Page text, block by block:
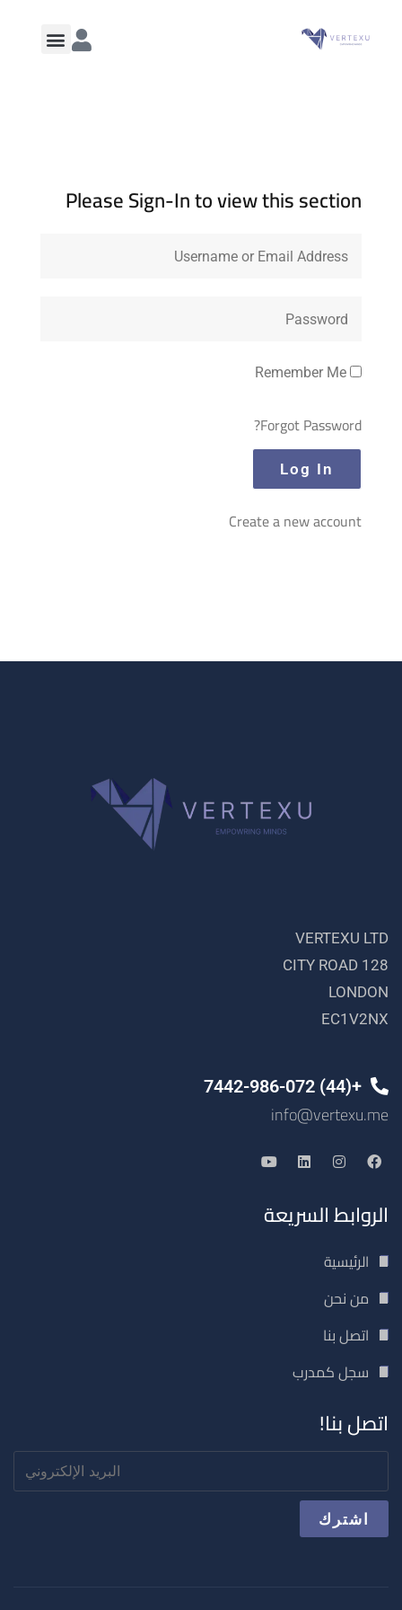
Please Sign-In to view this section
Forgot Password?
Create a new account
VERTEXU LTD
128 CITY ROAD
LONDON
EC1V2NX
+(44) 7442-986-072
info@vertexu.me
الروابط السريعة
الرئيسية
من نحن
اتصل بنا
سجل كمدرب
اتصل بنا!